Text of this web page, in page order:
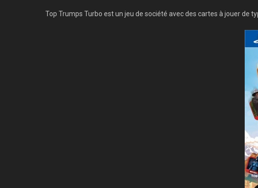
Top Trumps Turbo est un jeu de société avec des cartes à jouer de